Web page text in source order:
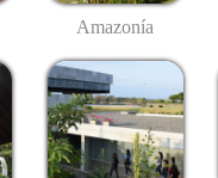
Amazonía